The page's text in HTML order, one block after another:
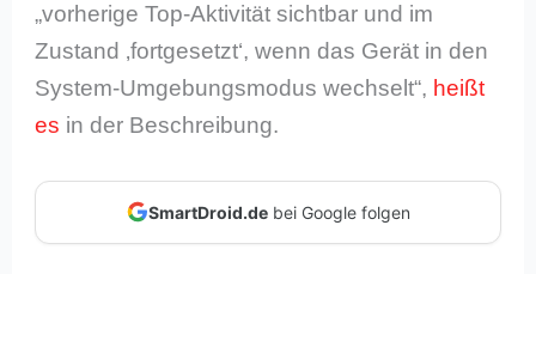
„vorherige Top-Aktivität sichtbar und im
Zustand ‚fortgesetzt‘, wenn das Gerät in den
System-Umgebungsmodus wechselt“, heißt
es in der Beschreibung.
SmartDroid.debei Google folgen